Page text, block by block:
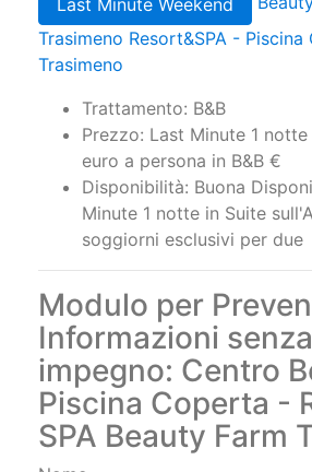
Trattamento: B&B
Prezzo: Last Minute 1 notte
euro a persona in B&B €
Disponibilità: Buona
Minute 1 notte in Suite
soggiorni esclusivi per due
Modulo per
Informazioni senza
impegno: Centro
Piscina Coperta -
SPA Beauty Farm
Nome